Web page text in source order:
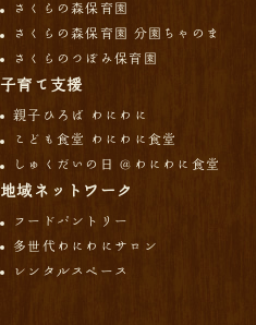
さくらの森保育園
さくらの森保育園 分園ちゃのま
さくらのつぼみ保育園
子育て支援
親子ひろば わにわに
こども食堂 わにわに食堂
しゅくだいの日 ＠わにわに食堂
地域ネットワーク
フードパントリー
多世代わにわにサロン
レンタルスペース